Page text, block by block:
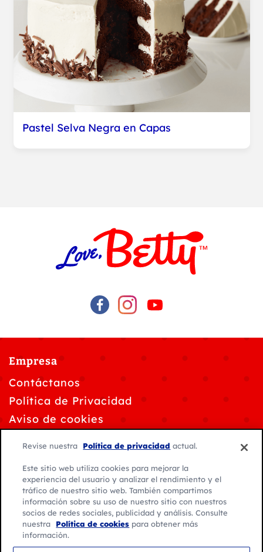
Pastel Selva Negra en Capas
Empresa
Contáctanos
Política de Privacidad
Aviso de cookies
Condiciones de uso
© 2026 General Mills. Todos los derechos reservados.
Revise nuestra Política de privacidad actual.
Este sitio web utiliza cookies para mejorar la
experiencia del usuario y analizar el rendimiento y el
tráfico de nuestro sitio web. También compartimos
información sobre su uso de nuestro sitio con nuestros
socios de redes sociales, publicidad y análisis. Consulte
nuestra
Política de cookies para obtener más
información.